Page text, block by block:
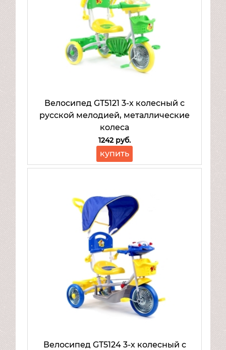
Велосипед GT5121 3-х колесный с
русской мелодией, металлические
колеса
1242 руб.
купить
Велосипед GT5124 3-х колесный с